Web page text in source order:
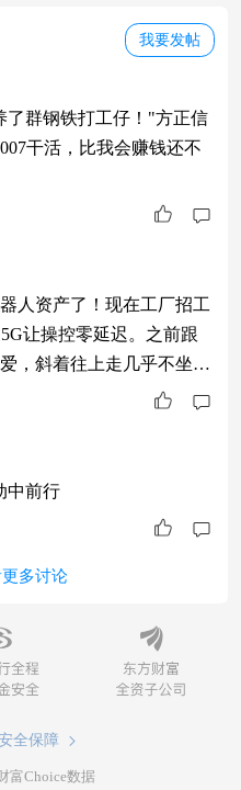
我要发帖
了群钢铁打工仔！"方正信
干活，比我会赚钱还不
人资产了！现在工厂招工
让操控零延迟。之前跟
，斜着往上走几乎不坐过
泓灵活配置混合C
中前行
多讨论
全保障
富Choice数据